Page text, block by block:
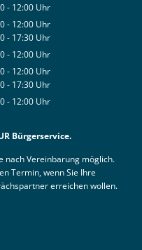
- 12:00 Uhr
Von 08:00 bis 12:00 Uhr
- 12:00 Uhr
Von 08:00 bis 12:00 Uhr
- 17:30 Uhr
Von 14:00 bis 17:30 Uhr
- 12:00 Uhr
Von 08:00 bis 12:00 Uhr
- 12:00 Uhr
Von 08:00 bis 12:00 Uhr
- 17:30 Uhr
Von 14:00 bis 17:30 Uhr
- 12:00 Uhr
Bürgerservice.
nach Vereinbarung möglich.
Termin, wenn Sie Ihre
erreichen wollen.